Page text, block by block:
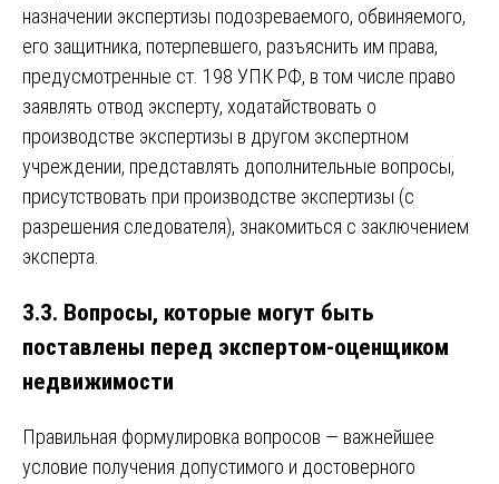
назначении экспертизы подозреваемого, обвиняемого,
его защитника, потерпевшего, разъяснить им права,
предусмотренные ст. 198 УПК РФ, в том числе право
заявлять отвод эксперту, ходатайствовать о
производстве экспертизы в другом экспертном
учреждении, представлять дополнительные вопросы,
присутствовать при производстве экспертизы (с
разрешения следователя), знакомиться с заключением
эксперта.
3.3. Вопросы, которые могут быть
поставлены перед экспертом-оценщиком
недвижимости
Правильная формулировка вопросов — важнейшее
условие получения допустимого и достоверного